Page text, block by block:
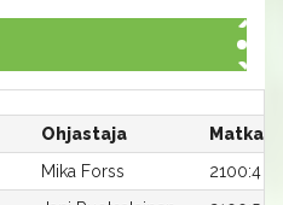
Ohjastaja
Mika Forss
2100:4